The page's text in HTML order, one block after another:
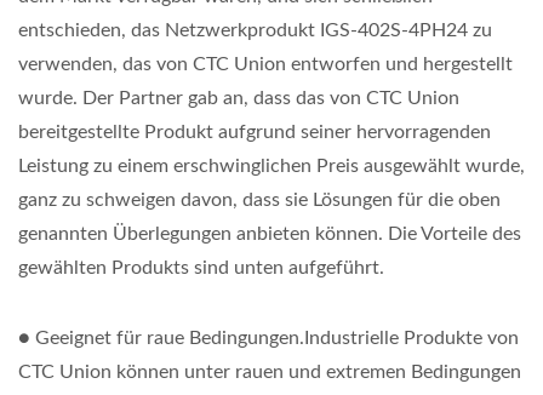
entschieden, das Netzwerkprodukt IGS-402S-4PH24 zu
verwenden, das von CTC Union entworfen und hergestellt
wurde. Der Partner gab an, dass das von CTC Union
bereitgestellte Produkt aufgrund seiner hervorragenden
Leistung zu einem erschwinglichen Preis ausgewählt wurde,
ganz zu schweigen davon, dass sie Lösungen für die oben
genannten Überlegungen anbieten können. Die Vorteile des
gewählten Produkts sind unten aufgeführt.
● Geeignet für raue Bedingungen.Industrielle Produkte von
CTC Union können unter rauen und extremen Bedingungen